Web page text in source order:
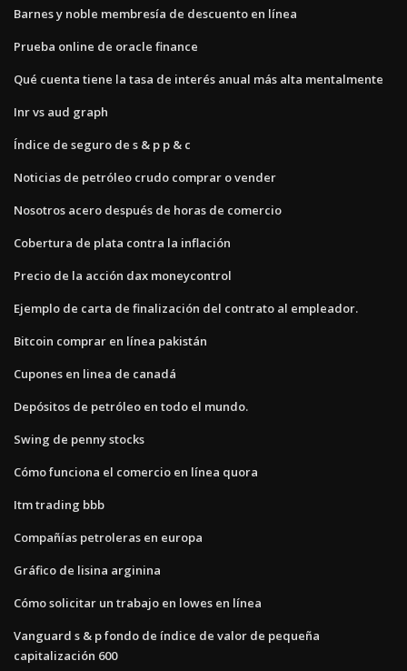
Barnes y noble membresía de descuento en línea
Prueba online de oracle finance
Qué cuenta tiene la tasa de interés anual más alta mentalmente
Inr vs aud graph
Índice de seguro de s & p p & c
Noticias de petróleo crudo comprar o vender
Nosotros acero después de horas de comercio
Cobertura de plata contra la inflación
Precio de la acción dax moneycontrol
Ejemplo de carta de finalización del contrato al empleador.
Bitcoin comprar en línea pakistán
Cupones en linea de canadá
Depósitos de petróleo en todo el mundo.
Swing de penny stocks
Cómo funciona el comercio en línea quora
Itm trading bbb
Compañías petroleras en europa
Gráfico de lisina arginina
Cómo solicitar un trabajo en lowes en línea
Vanguard s & p fondo de índice de valor de pequeña
capitalización 600